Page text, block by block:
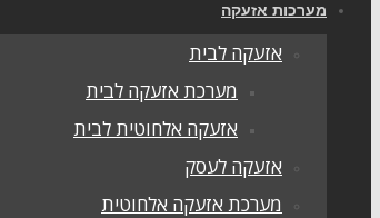
מערכות אזעקה
אזעקה לבית
מערכת אזעקה לבית
אזעקה אלחוטית לבית
אזעקה לעסק
מערכת אזעקה אלחוטית